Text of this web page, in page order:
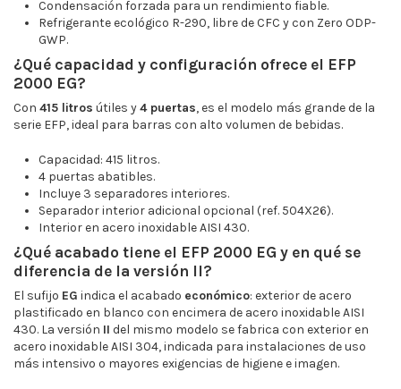
Condensación forzada para un rendimiento fiable.
Refrigerante ecológico R-290, libre de CFC y con Zero ODP-
GWP.
¿Qué capacidad y configuración ofrece el EFP
2000 EG?
Con 415 litros útiles y4 puertas, es el modelo más grande de la
serie EFP, ideal para barras con alto volumen de bebidas.
Capacidad: 415 litros.
4 puertas abatibles.
Incluye 3 separadores interiores.
Separador interior adicional opcional (ref. 504X26).
Interior en acero inoxidable AISI 430.
¿Qué acabado tiene el EFP 2000 EG y en qué se
diferencia de la versión II?
El sufijo EG indica el acabado económico: exterior de acero
plastificado en blanco con encimera de acero inoxidable AISI
430. La versión II del mismo modelo se fabrica con exterior en
acero inoxidable AISI 304, indicada para instalaciones de uso
más intensivo o mayores exigencias de higiene e imagen.